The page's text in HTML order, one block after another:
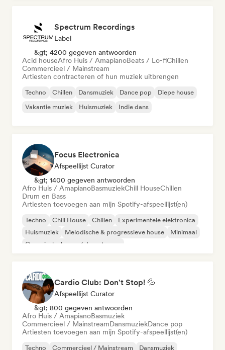
Spectrum Recordings
Label
&gt; 4200 gegeven antwoorden
Acid houseAfro Huis / AmapianoBeats / Lo-fiChillen
Commercieel / Mainstream
Artiesten contracteren of hun muziek uitbrengen
Techno Chillen Dansmuziek Dance pop
Diepe house
Vakantie muziek
Huismuziek Indie dans
Focus Electronica
Afspeellijst Curator
&gt; 1400 gegeven antwoorden
Afro Huis / AmapianoBasmuziekChill HouseChillen
Drum en Bass
Artiesten toevoegen aan mijn Spotify-afspeellijst(en)
Techno Chill House Chillen
Experimentele elektronica
Huismuziek
Melodische & progressieve house
Minimaal
Organische house / downtempo
Cardio Club: Don't Stop! 💦
Afspeellijst Curator
&gt; 800 gegeven antwoorden
Afro Huis / AmapianoBasmuziek
Commercieel / MainstreamDansmuziekDance pop
Artiesten toevoegen aan mijn Spotify-afspeellijst(en)
Techno Commercieel / Mainstream
Dansmuziek